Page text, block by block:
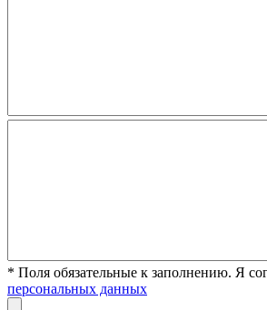
* Поля обязательные к заполнению. Я
персональных данных